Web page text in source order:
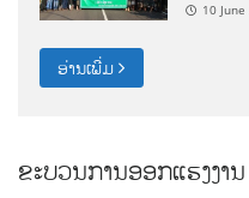
10
ອ່ານເພີ່ມ
ຂະບວນການອອກແຮງງານ